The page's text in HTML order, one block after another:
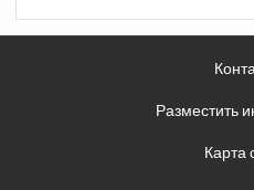
Разместить
Карта